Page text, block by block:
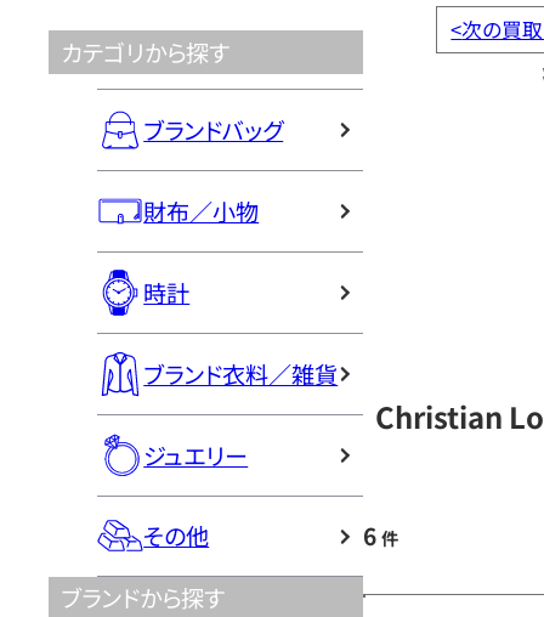
カテゴリから探す
ブランドバッグ
財布／小物
時計
ブランド衣料／雑貨
ジュエリー
その他
ブランドから探す
<次の買
Christian
6 件